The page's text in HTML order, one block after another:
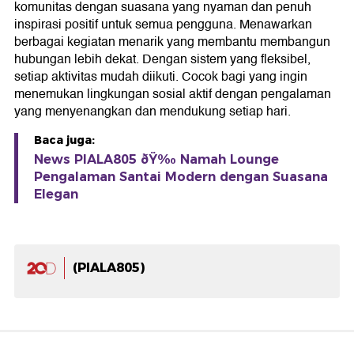
komunitas dengan suasana yang nyaman dan penuh
inspirasi positif untuk semua pengguna. Menawarkan
berbagai kegiatan menarik yang membantu membangun
hubungan lebih dekat. Dengan sistem yang fleksibel,
setiap aktivitas mudah diikuti. Cocok bagi yang ingin
menemukan lingkungan sosial aktif dengan pengalaman
yang menyenangkan dan mendukung setiap hari.
Baca juga:
News PIALA805 ðŸ‰ Namah Lounge
Pengalaman Santai Modern dengan Suasana
Elegan
(PIALA805)